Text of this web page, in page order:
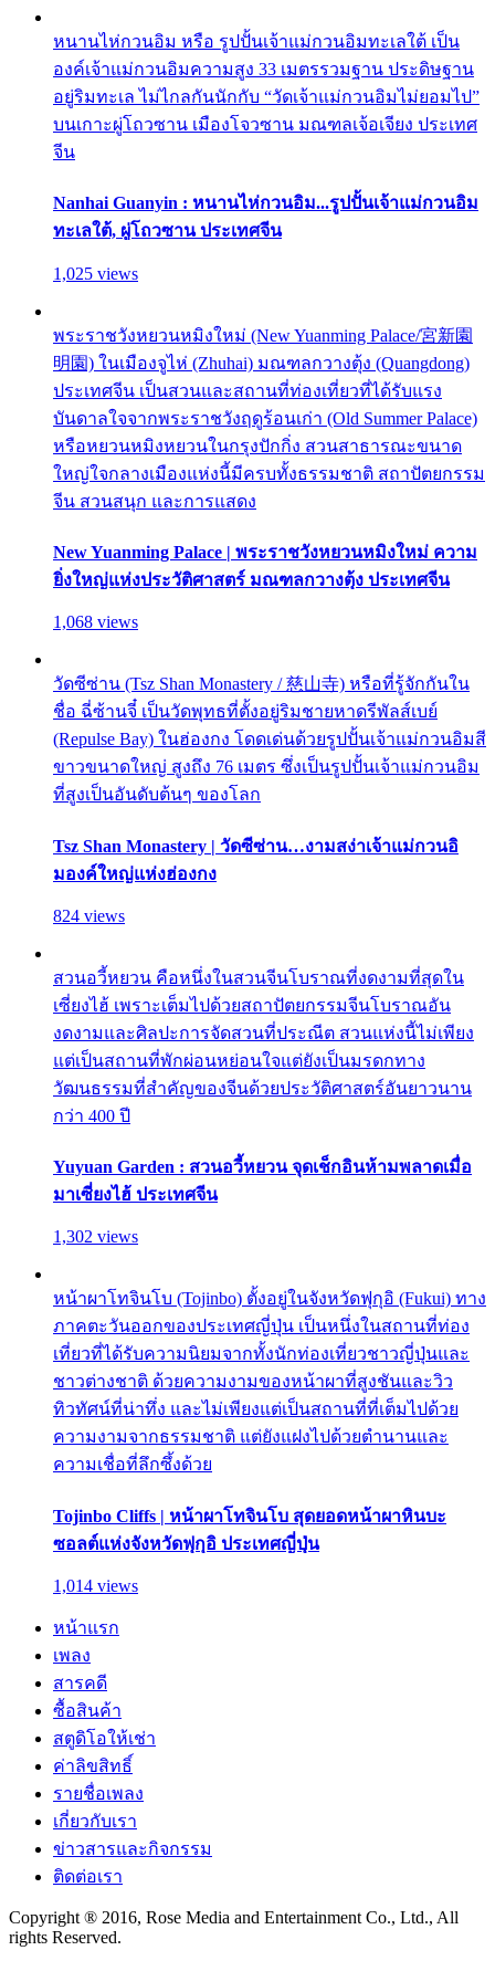
หนานไห่กวนอิม หรือ รูปปั้นเจ้าแม่กวนอิมทะเลใต้ เป็น
องค์เจ้าแม่กวนอิมความสูง 33 เมตรรวมฐาน ประดิษฐาน
อยู่ริมทะเล ไม่ไกลกันนักกับ “วัดเจ้าแม่กวนอิมไม่ยอมไป”
บนเกาะผู่โถวซาน เมืองโจวซาน มณฑลเจ้อเจียง ประเทศ
จีน
Nanhai Guanyin : หนานไห่กวนอิม...รูปปั้นเจ้าแม่กวนอิม
ทะเลใต้, ผู่โถวซาน ประเทศจีน
1,025 views
พระราชวังหยวนหมิงใหม่ (New Yuanming Palace/宮新園
明園) ในเมืองจูไห่ (Zhuhai) มณฑลกวางตุ้ง (Quangdong)
ประเทศจีน เป็นสวนและสถานที่ท่องเที่ยวที่ได้รับแรง
บันดาลใจจากพระราชวังฤดูร้อนเก่า (Old Summer Palace)
หรือหยวนหมิงหยวนในกรุงปักกิ่ง สวนสาธารณะขนาด
ใหญ่ใจกลางเมืองแห่งนี้มีครบทั้งธรรมชาติ สถาปัตยกรรม
จีน สวนสนุก และการแสดง
New Yuanming Palace | พระราชวังหยวนหมิงใหม่ ความ
ยิ่งใหญ่แห่งประวัติศาสตร์ มณฑลกวางตุ้ง ประเทศจีน
1,068 views
วัดซีซ่าน (Tsz Shan Monastery / 慈山寺) หรือที่รู้จักกันใน
ชื่อ ฉี่ซ้านจี๋ เป็นวัดพุทธที่ตั้งอยู่ริมชายหาดรีพัลส์เบย์
(Repulse Bay) ในฮ่องกง โดดเด่นด้วยรูปปั้นเจ้าแม่กวนอิมสี
ขาวขนาดใหญ่ สูงถึง 76 เมตร ซึ่งเป็นรูปปั้นเจ้าแม่กวนอิม
ที่สูงเป็นอันดับต้นๆ ของโลก
Tsz Shan Monastery | วัดซีซ่าน…งามสง่าเจ้าแม่กวนอิ
มองค์ใหญ่แห่งฮ่องกง
824 views
สวนอวี้หยวน คือหนึ่งในสวนจีนโบราณที่งดงามที่สุดใน
เซี่ยงไฮ้ เพราะเต็มไปด้วยสถาปัตยกรรมจีนโบราณอัน
งดงามและศิลปะการจัดสวนที่ประณีต สวนแห่งนี้ไม่เพียง
แต่เป็นสถานที่พักผ่อนหย่อนใจแต่ยังเป็นมรดกทาง
วัฒนธรรมที่สำคัญของจีนด้วยประวัติศาสตร์อันยาวนาน
กว่า 400 ปี
Yuyuan Garden : สวนอวี้หยวน จุดเช็กอินห้ามพลาดเมื่อ
มาเซี่ยงไฮ้ ประเทศจีน
1,302 views
หน้าผาโทจินโบ (Tojinbo) ตั้งอยู่ในจังหวัดฟุกุอิ (Fukui) ทาง
ภาคตะวันออกของประเทศญี่ปุ่น เป็นหนึ่งในสถานที่ท่อง
เที่ยวที่ได้รับความนิยมจากทั้งนักท่องเที่ยวชาวญี่ปุ่นและ
ชาวต่างชาติ ด้วยความงามของหน้าผาที่สูงชันและวิว
ทิวทัศน์ที่น่าทึ่ง และไม่เพียงแต่เป็นสถานที่ที่เต็มไปด้วย
ความงามจากธรรมชาติ แต่ยังแฝงไปด้วยตำนานและ
ความเชื่อที่ลึกซึ้งด้วย
Tojinbo Cliffs | หน้าผาโทจินโบ สุดยอดหน้าผาหินบะ
ซอลต์แห่งจังหวัดฟุกุอิ ประเทศญี่ปุ่น
1,014 views
หน้าแรก
เพลง
สารคดี
ซื้อสินค้า
สตูดิโอให้เช่า
ค่าลิขสิทธิ์
รายชื่อเพลง
เกี่ยวกับเรา
ข่าวสารและกิจกรรม
ติดต่อเรา
Copyright ® 2016, Rose Media and Entertainment Co., Ltd., All
rights Reserved.